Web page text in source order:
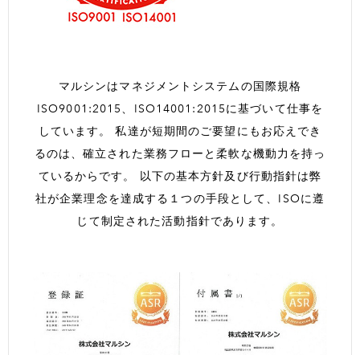
マルシンはマネジメントシステムの国際規格
ISO9001:2015、ISO14001:2015に基づいて仕事を
しています。
私達が短期間のご要望にもお応えでき
るのは、確立された業務フローと柔軟な機動力を持っ
ているからです。
以下の基本方針及び行動指針は弊
社が企業理念を達成する １つの手段として、ISOに遵
じて制定された活動指針であります。